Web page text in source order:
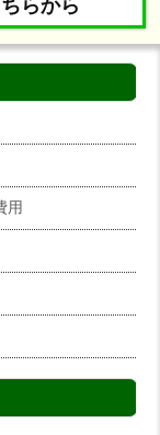
らから
用